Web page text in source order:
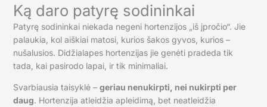
Ką daro patyrę sodininkai
Patyrę sodininkai niekada negeni hortenzijos „iš įpročio“. Jie
palaukia, kol aiškiai matosi, kurios šakos gyvos, kurios –
nušalusios. Didžialapes hortenzijas jie genėti pradeda tik
tada, kai pasirodo lapai, ir tik minimaliai.
Svarbiausia taisyklė – geriau nenukirpti, nei nukirpti per
daug. Hortenzija atleidžia apleidimą, bet neatleidžia